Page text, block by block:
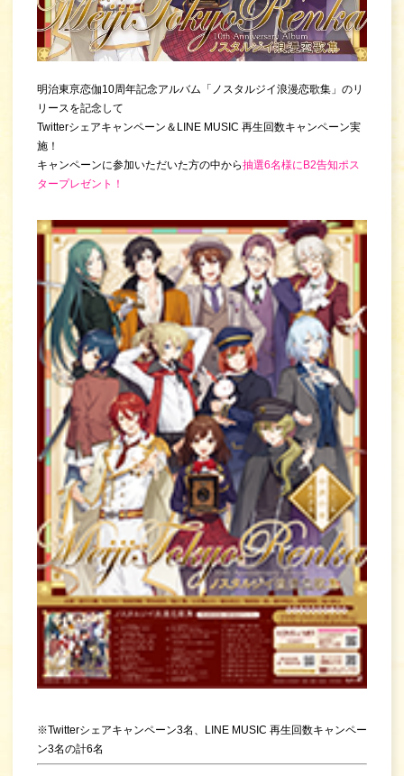
明治東亰恋伽10周年記念アルバム「ノスタルジイ浪漫恋歌集」のリ
リースを記念して
Twitterシェアキャンペーン＆LINE MUSIC 再生回数キャンペーン実
施！
キャンペーンに参加いただいた方の中から抽選6名様にB2告知ポス
タープレゼント！
※Twitterシェアキャンペーン3名、LINE MUSIC 再生回数キャンペー
ン3名の計6名